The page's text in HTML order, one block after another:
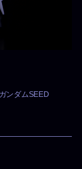
ンダムSEED